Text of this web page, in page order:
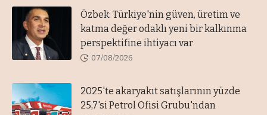
Özbek: Türkiye'nin güven, üretim ve
katma değer odaklı yeni bir kalkınma
perspektifine ihtiyacı var
07/08/2026
2025'te akaryakıt satışlarının yüzde
25,7'si Petrol Ofisi Grubu'ndan